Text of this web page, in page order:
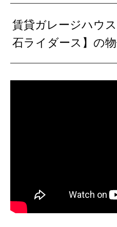
賃貸ガレージハウ
石ライダース】の